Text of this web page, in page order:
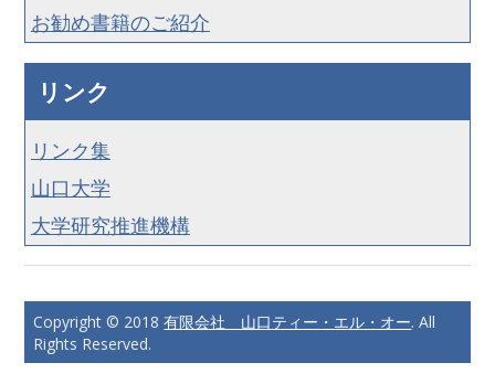
お勧め書籍のご紹介
リンク
リンク集
山口大学
大学研究推進機構
Copyright © 2018有限会社 山口ティー・エル・オー. All
Rights Reserved.